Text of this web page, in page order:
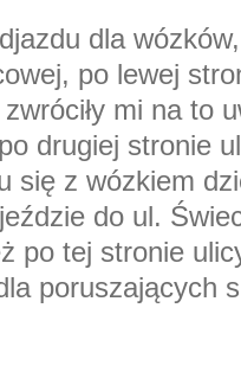
dla
po lewej
mi na to
drugiej stronie
się z wózkiem
do ul.
po tej stronie
poruszających